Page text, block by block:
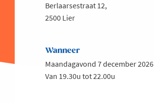
Berlaarsestraat 12,
2500 Lier
Wanneer
Maandagavond 7 december 2026
Van 19.30u tot 22.00u